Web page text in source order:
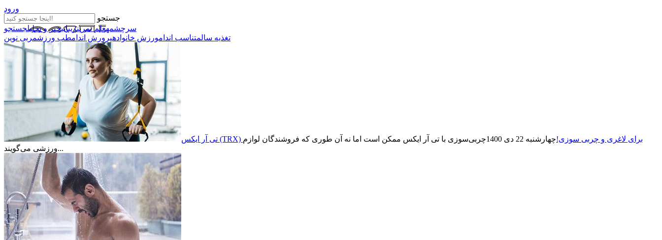
ورود
جستجو
سرچشمهعلم تمرینزیباییخبر و تحلیلجستجو
تغذیه سالمتناسب اندامورزش خانوادهپرورش اندامطب ورزشمربی نوین
تی آر ایکس (TRX) برای لاغری و چربی سوزی!چهارشنبه 22 دی 1400
چربی‌سوزی با تی آر ایکس ممکن است اما نه آن طوری که فروشندگان لوازم
ورزشی می‌گویند...